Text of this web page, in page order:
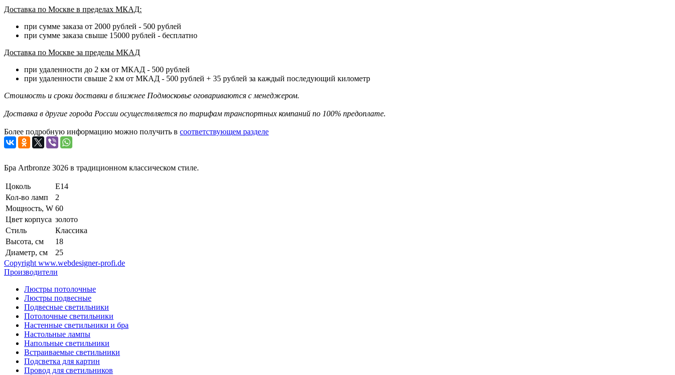
Доставка по Москве в пределах МКАД:
при сумме заказа от 2000 рублей - 500 рублей
при сумме заказа свыше 15000 рублей - бесплатно
Доставка по Москве за пределы МКАД
при удаленности до 2 км от МКАД - 500 рублей
при удаленности свыше 2 км от МКАД - 500 рублей + 35 рублей за каждый последующий километр
Стоимость и сроки доставки в ближнее Подмосковье оговариваются с менеджером.
Доставка в другие города России осуществляется по тарифам транспортных компаний по 100% предоплате.
Более подробную информацию можно получить в соответствующем разделе
Бра Artbronze 3026 в традиционном классическом стиле.
Цоколь
E14
Кол-во ламп
2
Мощность, W 60
Цвет корпуса золото
Стиль
Классика
Высота, см
18
Диаметр, см
25
Copyright www.webdesigner-profi.de
Производители
Люстры потолочные
Люстры подвесные
Подвесные светильники
Потолочные светильники
Настенные светильники и бра
Настольные лампы
Напольные светильники
Встраиваемые светильники
Подсветка для картин
Провод для светильников